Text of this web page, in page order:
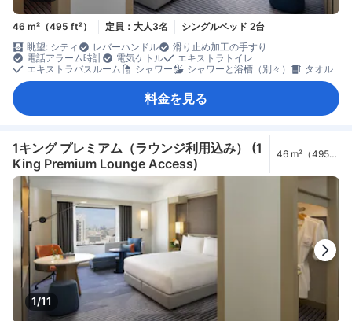
46 m²（495 ft²） 定員：大人3名
シングルベッド 2台
眺望: シティ
レバーハンドル
滑り止め加工の手すり
電話アラーム時計
電気ケトル
エキストラトイレ
エキストラバスルーム
シャワー シャワーと浴槽（別々） タオル
料金を見る
1キング プレミアム（ラウンジ利用込み） (1
King Premium Lounge Access)
46 m²（495
1/11